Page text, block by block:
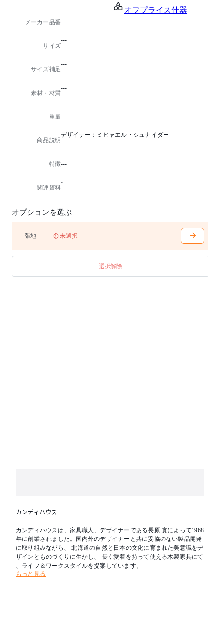
オフプライス什器
メーカー品番---
サイズ
---
サイズ補足
---
素材・材質
---
重量
---
商品説明
デザイナー：ミヒャエル・シュナイダー
特徴---
関連資料
-
オプションを選ぶ
張地 未選択
選択解除
カンディハウス
カンディハウスは、家具職人、デザイナーである長原 實によって1968
年に創業されました。国内外のデザイナーと共に妥協のない製品開発
に取り組みながら、 北海道の自然と日本の文化に育まれた美意識をデ
ザインとものづくりに生かし、 長く愛着を持って使える木製家具にて
、ライフ＆ワークスタイルを提案しています。
もっと見る